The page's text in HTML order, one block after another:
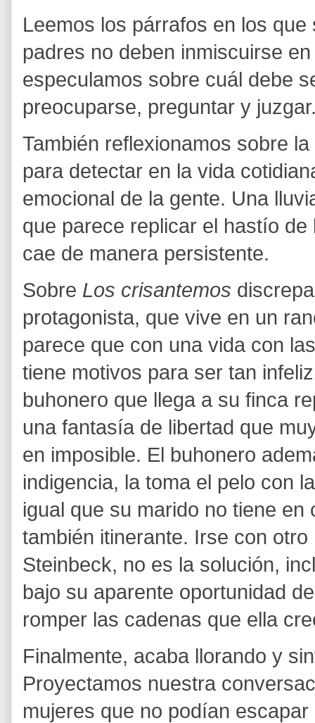
Leemos los párrafos en los
padres no deben inmiscuirse
especulamos sobre cuál debe
preocuparse, preguntar y
También reflexionamos sobre
para detectar en la vida
emocional de la gente. Una
que parece replicar el hastío
cae de manera persistente.
Sobre Los crisantemos
protagonista, que vive en un
parece que con una vida con
tiene motivos para ser tan
buhonero que llega a su finca
una fantasía de libertad que
en imposible. El buhonero
indigencia, la toma el pelo con
igual que su marido no tiene
también itinerante. Irse con
Steinbeck, no es la solución,
bajo su aparente oportunidad
romper las cadenas que ella
Finalmente, acaba llorando y
Proyectamos nuestra
mujeres que no podían